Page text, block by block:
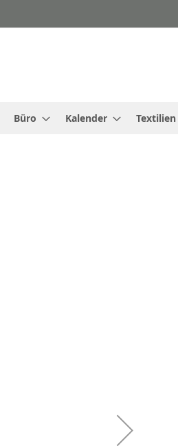
Büro Kalender Textilien